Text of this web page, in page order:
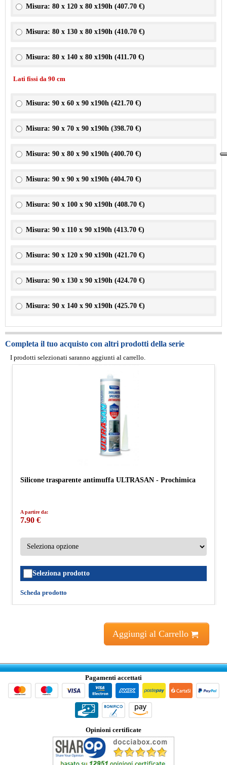
Misura: 80 x 120 x 80 x190h (407.70 €)
Misura: 80 x 130 x 80 x190h (410.70 €)
Misura: 80 x 140 x 80 x190h (411.70 €)
Lati fissi da 90 cm
Misura: 90 x 60 x 90 x190h (421.70 €)
Misura: 90 x 70 x 90 x190h (398.70 €)
Misura: 90 x 80 x 90 x190h (400.70 €)
Misura: 90 x 90 x 90 x190h (404.70 €)
Misura: 90 x 100 x 90 x190h (408.70 €)
Misura: 90 x 110 x 90 x190h (413.70 €)
Misura: 90 x 120 x 90 x190h (421.70 €)
Misura: 90 x 130 x 90 x190h (424.70 €)
Misura: 90 x 140 x 90 x190h (425.70 €)
Completa il tuo acquisto con altri prodotti della serie
I prodotti selezionati saranno aggiunti al carrello.
Silicone trasparente antimuffa ULTRASAN - Prochimica
A partire da:
7.90 €
Seleziona prodotto
Scheda prodotto
Aggiungi al Carrello
Pagamenti accettati
Opinioni certificate